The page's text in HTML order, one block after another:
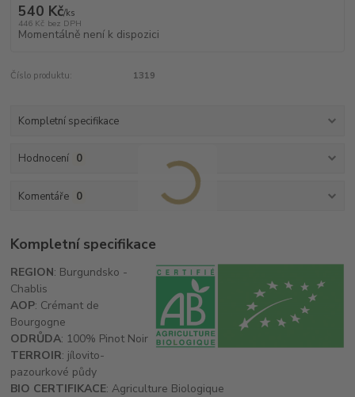
540 Kč/ks
446 Kč bez DPH
Momentálně není k dispozici
Číslo produktu: 1319
Kompletní specifikace
Hodnocení 0
Komentáře 0
Kompletní specifikace
REGION: Burgundsko -
Chablis
AOP: Crémant de
Bourgogne
ODRŮDA: 100% Pinot Noir
TERROIR: jílovito-
pazourkové půdy
BIO CERTIFIKACE: Agriculture Biologique